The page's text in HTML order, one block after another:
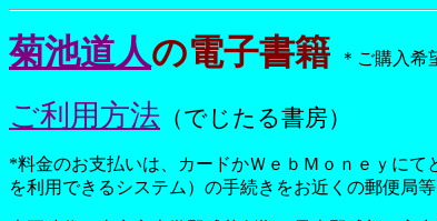
菊池道人の電子書籍 ＊ご購入希
ご利用方法 （でじたる書房）
*料金のお支払いは、カードかＷｅｂＭｏｎｅｙに
を利用できるシステム）の手続きをお近くの郵便局